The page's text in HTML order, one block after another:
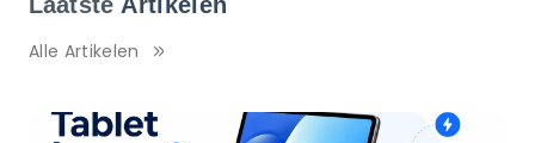
Alle Artikelen